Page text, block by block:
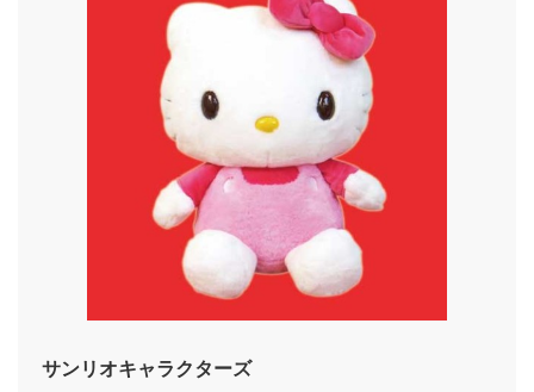
サンリオキャラクターズ